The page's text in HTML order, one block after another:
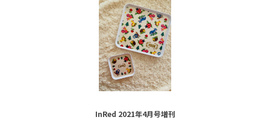
InRed 2021年4月号増刊